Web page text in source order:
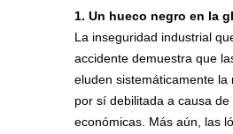
1. Un hueco negro en la
La inseguridad industrial
accidente demuestra que
eluden sistemáticamente la
por sí debilitada a causa
económicas. Más aún, las